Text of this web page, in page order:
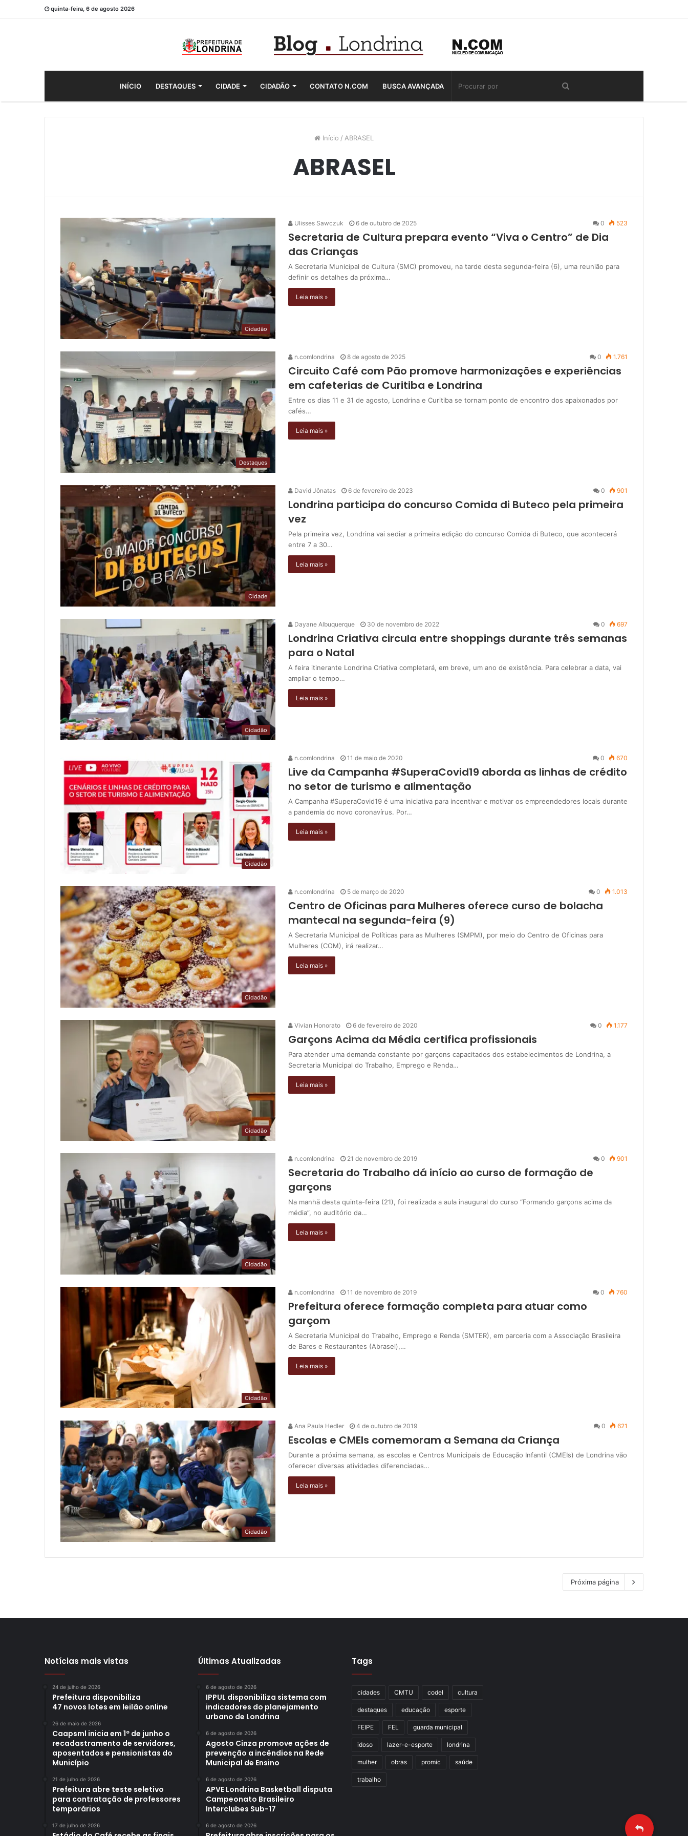
quinta-feira, 6 de agosto 2026
INÍCIO DESTAQUES CIDADE CIDADÃO CONTATO N.COM BUSCA AVANÇADA
Início / ABRASEL
ABRASEL
Cidadão
Ulisses Sawczuk 6 de outubro de 2025 0 523
Secretaria de Cultura prepara evento “Viva o Centro” de Dia
das Crianças
A Secretaria Municipal de Cultura (SMC) promoveu, na tarde desta segunda-feira (6), uma reunião para
definir os detalhes da próxima…
Leia mais »
Destaques
n.comlondrina 8 de agosto de 2025 0 1.761
Circuito Café com Pão promove harmonizações e experiências
em cafeterias de Curitiba e Londrina
Entre os dias 11 e 31 de agosto, Londrina e Curitiba se tornam ponto de encontro dos apaixonados por
cafés…
Leia mais »
Cidade
David Jônatas 6 de fevereiro de 2023 0 901
Londrina participa do concurso Comida di Buteco pela primeira
vez
Pela primeira vez, Londrina vai sediar a primeira edição do concurso Comida di Buteco, que acontecerá
entre 7 a 30…
Leia mais »
Cidadão
Dayane Albuquerque 30 de novembro de 2022 0 697
Londrina Criativa circula entre shoppings durante três semanas
para o Natal
A feira itinerante Londrina Criativa completará, em breve, um ano de existência. Para celebrar a data, vai
ampliar o tempo…
Leia mais »
Cidadão
n.comlondrina 11 de maio de 2020 0 670
Live da Campanha #SuperaCovid19 aborda as linhas de crédito
no setor de turismo e alimentação
A Campanha #SuperaCovid19 é uma iniciativa para incentivar e motivar os empreendedores locais durante
a pandemia do novo coronavírus. Por…
Leia mais »
Cidadão
n.comlondrina 5 de março de 2020 0 1.013
Centro de Oficinas para Mulheres oferece curso de bolacha
mantecal na segunda-feira (9)
A Secretaria Municipal de Políticas para as Mulheres (SMPM), por meio do Centro de Oficinas para
Mulheres (COM), irá realizar…
Leia mais »
Cidadão
Vivian Honorato 6 de fevereiro de 2020 0 1.177
Garçons Acima da Média certifica profissionais
Para atender uma demanda constante por garçons capacitados dos estabelecimentos de Londrina, a
Secretaria Municipal do Trabalho, Emprego e Renda…
Leia mais »
Cidadão
n.comlondrina 21 de novembro de 2019 0 901
Secretaria do Trabalho dá início ao curso de formação de
garçons
Na manhã desta quinta-feira (21), foi realizada a aula inaugural do curso “Formando garçons acima da
média”, no auditório da…
Leia mais »
Cidadão
n.comlondrina 11 de novembro de 2019 0 760
Prefeitura oferece formação completa para atuar como
garçom
A Secretaria Municipal do Trabalho, Emprego e Renda (SMTER), em parceria com a Associação Brasileira
de Bares e Restaurantes (Abrasel),…
Leia mais »
Cidadão
Ana Paula Hedler 4 de outubro de 2019 0 621
Escolas e CMEIs comemoram a Semana da Criança
Durante a próxima semana, as escolas e Centros Municipais de Educação Infantil (CMEIs) de Londrina vão
oferecer diversas atividades diferenciadas…
Leia mais »
Próxima página
Notícias mais vistas
24 de julho de 2026
Prefeitura disponibiliza
47 novos lotes em leilão online
26 de maio de 2026
Caapsml inicia em 1º de junho o
recadastramento de servidores,
aposentados e pensionistas do
Município
21 de julho de 2026
Prefeitura abre teste seletivo
para contratação de professores
temporários
17 de julho de 2026
Últimas Atualizadas
6 de agosto de 2026
IPPUL disponibiliza sistema com
indicadores do planejamento
urbano de Londrina
6 de agosto de 2026
Agosto Cinza promove ações de
prevenção a incêndios na Rede
Municipal de Ensino
6 de agosto de 2026
APVE Londrina Basketball disputa
Campeonato Brasileiro
Interclubes Sub-17
6 de agosto de 2026
Tags
cidades CMTU codel cultura
destaques educação esporte
FEIPE FEL guarda municipal
idoso lazer-e-esporte londrina
mulher obras promic saúde
trabalho